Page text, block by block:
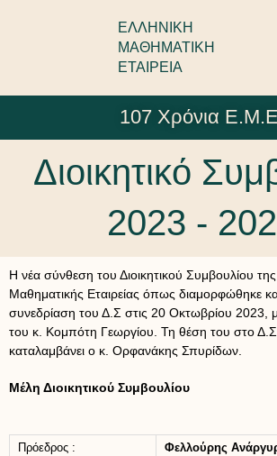
ΕΛΛΗΝΙΚΗ
ΜΑΘΗΜΑΤΙΚΗ
ΕΤΑΙΡΕΙΑ
107 Χρόνια
Διοικητικό
2023 -
Η νέα σύνθεση του Διοικητικού Συμβουλίου
Μαθηματικής Εταιρείας όπως διαμορφώθηκε
συνεδρίαση του Δ.Σ στις 20 Οκτωβρίου 2023,
του κ. Κομπότη Γεωργίου. Τη θέση του στο
καταλαμβάνει ο κ. Ορφανάκης Σπυρίδων.
Μέλη Διοικητικού Συμβουλίου
Πρόεδρος :
Φελλούρης